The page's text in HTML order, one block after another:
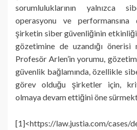
sorumluluklarının yalnızca
operasyonu ve performansına
şirketin siber güvenliğinin etkinliği
gözetimine de uzandığı önerisi
Profesör Arlen’in yorumu,
güvenlik bağlamında, özellikle
görev olduğu şirketler için,
olmaya devam ettiğini öne
[1]<https://law.justia.com/cases/